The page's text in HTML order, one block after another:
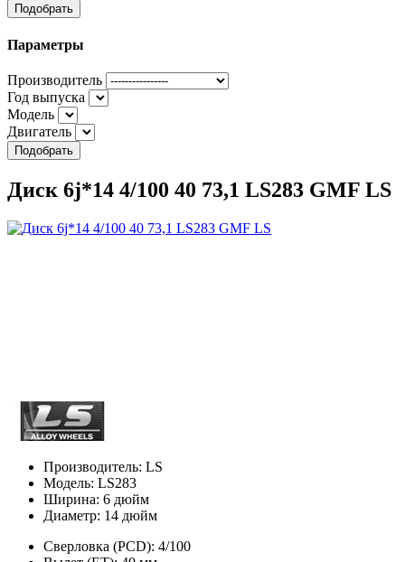
Подобрать
Параметры
Производитель
Год выпуска
Модель
Двигатель
Подобрать
Диск 6j*14 4/100 40 73,1 LS283 GMF LS
Производитель: LS
Модель: LS283
Ширина: 6 дюйм
Диаметр: 14 дюйм
Сверловка (PCD): 4/100